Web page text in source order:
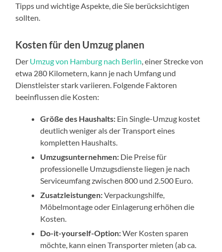
Tipps und wichtige Aspekte, die Sie berücksichtigen
sollten.
Kosten für den Umzug planen
Der Umzug von Hamburg nach Berlin, einer Strecke von
etwa 280 Kilometern, kann je nach Umfang und
Dienstleister stark variieren. Folgende Faktoren
beeinflussen die Kosten:
Größe des Haushalts: Ein Single-Umzug kostet
deutlich weniger als der Transport eines
kompletten Haushalts.
Umzugsunternehmen: Die Preise für
professionelle Umzugsdienste liegen je nach
Serviceumfang zwischen 800 und 2.500 Euro.
Zusatzleistungen:Verpackungshilfe,
Möbelmontage oder Einlagerung erhöhen die
Kosten.
Do-it-yourself-Option:Wer Kosten sparen
möchte, kann einen Transporter mieten (ab ca.